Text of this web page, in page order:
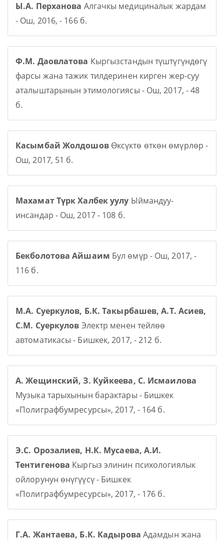
Ы.А. Перханова Алгачкы медициналык жардам
- Ош, 2016, - 166 б.
Ф.М. Даовлатова Кыргызстандын түштүгүндөгү
фарсы жана тажик тилдеринен кирген жер-суу
аталыштарынын этимологиясы - Ош, 2017, - 48
б.
Касымбай Жолдошов Өксүктө өткөн өмүрлөр -
Ош, 2017, 51 б.
Махамат Түрк Халбек уулу Ыймандуу-
инсандар - Ош, 2017 - 108 б.
Бекболотова Айшаим Бул өмүр - Ош, 2017, -
116 б.
М.А. Суеркулов, Б.К. Такырбашев, А.Т. Асиев,
С.М. Суеркулов Электр менен тейлөө
автоматикасы - Бишкек, 2017, - 212 б.
А. Жещинский, З. Куйкеева, С. Исмаилова
Музыка тарыхынын барактары - Бишкек
«Полиграфбумресурсы», 2017, - 164 б.
Э.С. Орозалиев, Н.К. Мусаева, А.И.
Тентигенова Кыргыз элинин психологиялык
ойлорунун өнүгүүсү - Бишкек
«Полиграфбумресурсы», 2017, - 176 б.
Г.А. Жантаева, Б.К. Кадырова Адамдын жана